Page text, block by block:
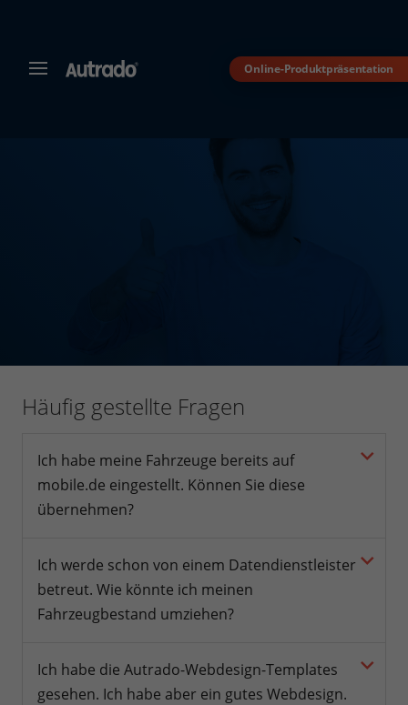
Online-Produktpräsentation
MENÜ
Häufig gestellte Fragen
Ich habe meine Fahrzeuge bereits auf
mobile.de eingestellt. Können Sie diese
übernehmen?
Ich werde schon von einem Datendienstleister
betreut. Wie könnte ich meinen
Fahrzeugbestand umziehen?
Ich habe die Autrado-Webdesign-Templates
gesehen. Ich habe aber ein gutes Webdesign.